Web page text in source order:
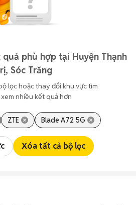
phù hợp tại Huyện Thạnh
Sóc Trăng
lọc hoặc thay đổi khu vực tìm
nhiều kết quả hơn
ZTE Blade A72 5G
Xóa tất cả bộ lọc